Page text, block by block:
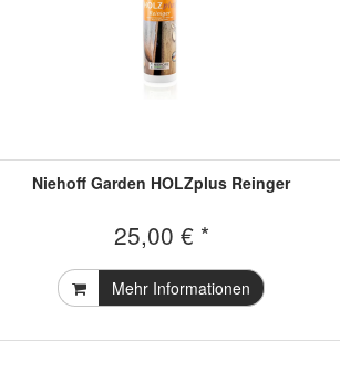
Niehoff Garden HOLZplus Reinger
25,00 € *
Mehr Informationen